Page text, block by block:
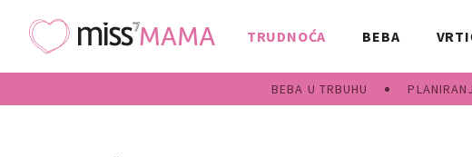
TRUDNOĆA
BEBA U TRBUHU
BEBA